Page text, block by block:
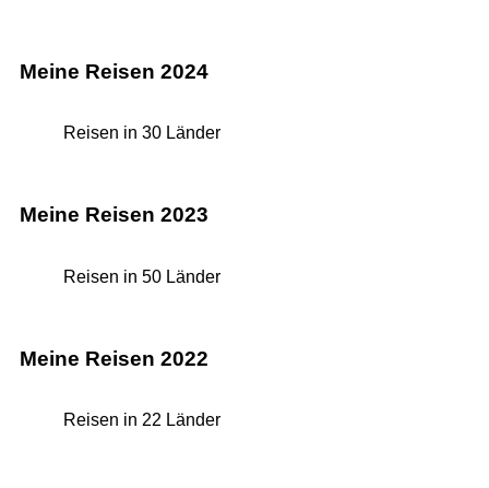
Meine Reisen 2024
Reisen in 30 Länder
Meine Reisen 2023
Reisen in 50 Länder
Meine Reisen 2022
Reisen in 22 Länder